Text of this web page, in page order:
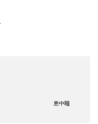
恵中瞳